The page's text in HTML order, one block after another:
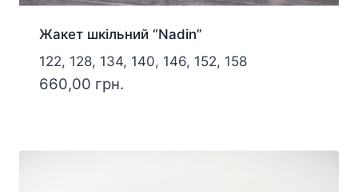
Жакет шкільний “Nadin”
122, 128, 134, 140, 146, 152, 158
660,00 грн.